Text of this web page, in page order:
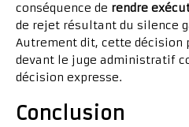
conséquence de rendre
de rejet résultant du silence
Autrement dit, cette décision
devant le juge administratif
décision expresse.
Conclusion